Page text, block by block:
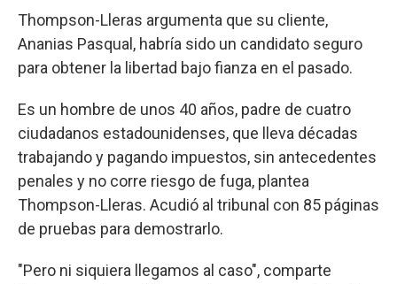
Thompson-Lleras argumenta que su cliente,
Ananias Pasqual, habría sido un candidato seguro
para obtener la libertad bajo fianza en el pasado.
Es un hombre de unos 40 años, padre de cuatro
ciudadanos estadounidenses, que lleva décadas
trabajando y pagando impuestos, sin antecedentes
penales y no corre riesgo de fuga, plantea
Thompson-Lleras. Acudió al tribunal con 85 páginas
de pruebas para demostrarlo.
"Pero ni siquiera llegamos al caso", comparte